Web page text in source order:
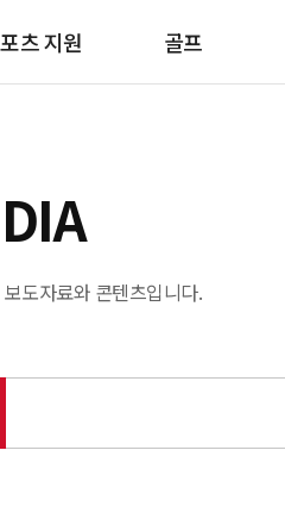
츠 지원 골프
도자료와 콘텐츠입니다.